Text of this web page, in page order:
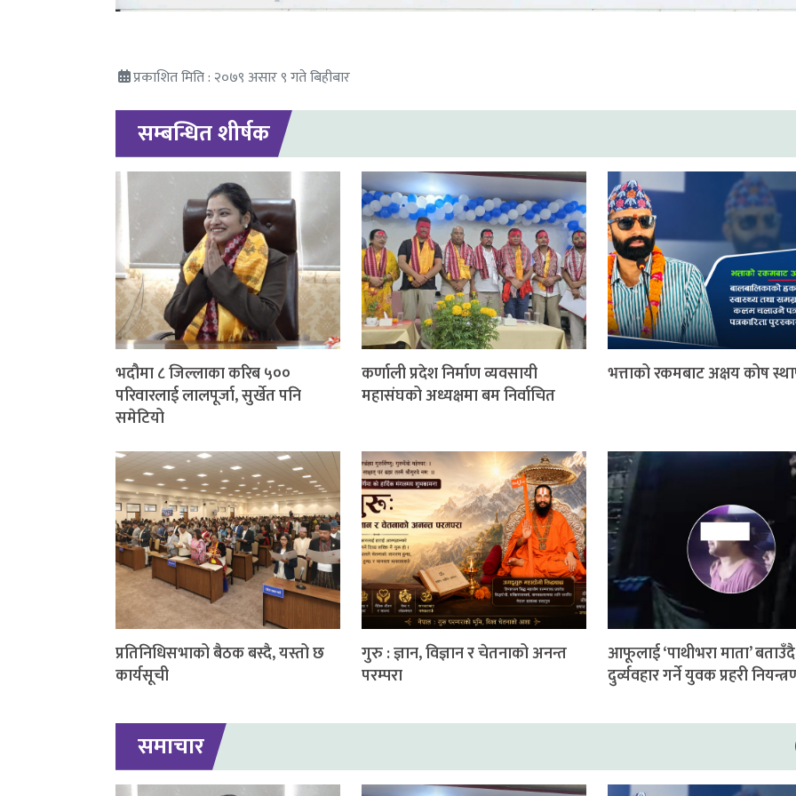
प्रकाशित मिति : २०७९ असार ९ गते बिहीबार
सम्बन्धित शीर्षक
भदौमा ८ जिल्लाका करिब ५००
परिवारलाई लालपूर्जा, सुर्खेत पनि
समेटियो
कर्णाली प्रदेश निर्माण व्यवसायी
महासंघको अध्यक्षमा बम निर्वाचित
भत्ताको रकमबाट अक्षय कोष
प्रतिनिधिसभाको बैठक बस्दै, यस्तो छ
कार्यसूची
गुरु : ज्ञान, विज्ञान र चेतनाको अनन्त
परम्परा
आफूलाई ‘पाथीभरा माता’ बताउँदै
दुर्व्यवहार गर्ने युवक प्रहरी
समाचार